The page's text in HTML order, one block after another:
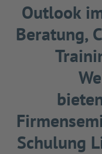
Outlook
Beratung,
Schulung